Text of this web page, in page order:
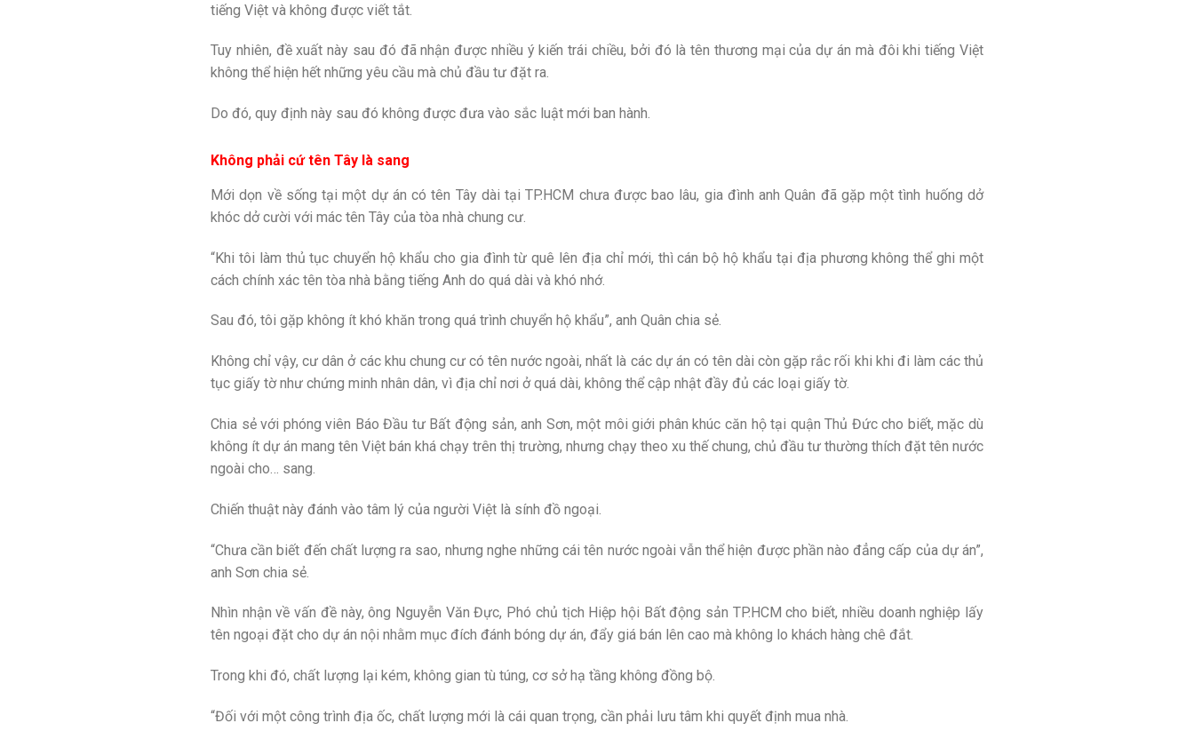
tiếng Việt và không được viết tắt.
Tuy nhiên, đề xuất này sau đó đã nhận được nhiều ý kiến trái chiều, bởi đó là tên thương mại của dự án mà đôi khi tiếng Việt
không thể hiện hết những yêu cầu mà chủ đầu tư đặt ra.
Do đó, quy định này sau đó không được đưa vào sắc luật mới ban hành.
Không phải cứ tên Tây là sang
Mới dọn về sống tại một dự án có tên Tây dài tại TP.HCM chưa được bao lâu, gia đình anh Quân đã gặp một tình huống dở
khóc dở cười với mác tên Tây của tòa nhà chung cư.
“Khi tôi làm thủ tục chuyển hộ khẩu cho gia đình từ quê lên địa chỉ mới, thì cán bộ hộ khẩu tại địa phương không thể ghi một
cách chính xác tên tòa nhà bằng tiếng Anh do quá dài và khó nhớ.
Sau đó, tôi gặp không ít khó khăn trong quá trình chuyển hộ khẩu”, anh Quân chia sẻ.
Không chỉ vậy, cư dân ở các khu chung cư có tên nước ngoài, nhất là các dự án có tên dài còn gặp rắc rối khi khi đi làm các thủ
tục giấy tờ như chứng minh nhân dân, vì địa chỉ nơi ở quá dài, không thể cập nhật đầy đủ các loại giấy tờ.
Chia sẻ với phóng viên Báo Đầu tư Bất động sản, anh Sơn, một môi giới phân khúc căn hộ tại quận Thủ Đức cho biết, mặc dù
không ít dự án mang tên Việt bán khá chạy trên thị trường, nhưng chạy theo xu thế chung, chủ đầu tư thường thích đặt tên nước
ngoài cho… sang.
Chiến thuật này đánh vào tâm lý của người Việt là sính đồ ngoại.
“Chưa cần biết đến chất lượng ra sao, nhưng nghe những cái tên nước ngoài vẫn thể hiện được phần nào đẳng cấp của dự án”,
anh Sơn chia sẻ.
Nhìn nhận về vấn đề này, ông Nguyễn Văn Đực, Phó chủ tịch Hiệp hội Bất động sản TP.HCM cho biết, nhiều doanh nghiệp lấy
tên ngoại đặt cho dự án nội nhằm mục đích đánh bóng dự án, đẩy giá bán lên cao mà không lo khách hàng chê đắt.
Trong khi đó, chất lượng lại kém, không gian tù túng, cơ sở hạ tầng không đồng bộ.
“Đối với một công trình địa ốc, chất lượng mới là cái quan trọng, cần phải lưu tâm khi quyết định mua nhà.